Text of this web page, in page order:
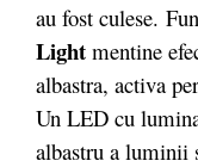
au fost culese.
Light mentine
albastra, activa
Un LED cu
albastru a luminii